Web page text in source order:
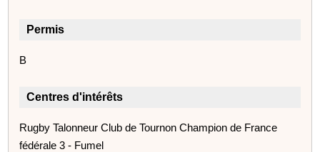
Permis
B
Centres d'intérêts
Rugby Talonneur Club de Tournon Champion de France
fédérale 3 - Fumel